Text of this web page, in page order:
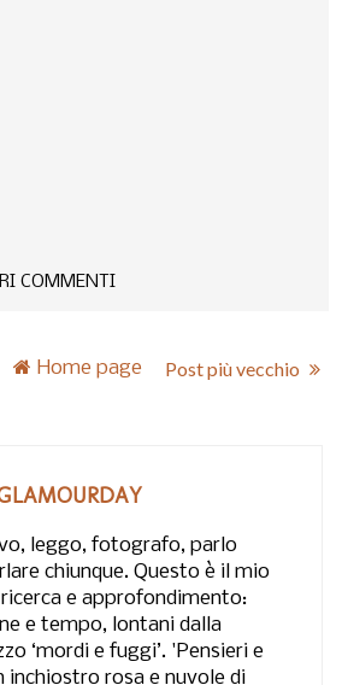
COMMENTI
Post più vecchio
Home page
leggo, fotografo, parlo
chiunque. Questo è il mio
e approfondimento:
e tempo, lontani dalla
‘mordi e fuggi’. 'Pensieri e
inchiostro rosa e nuvole di